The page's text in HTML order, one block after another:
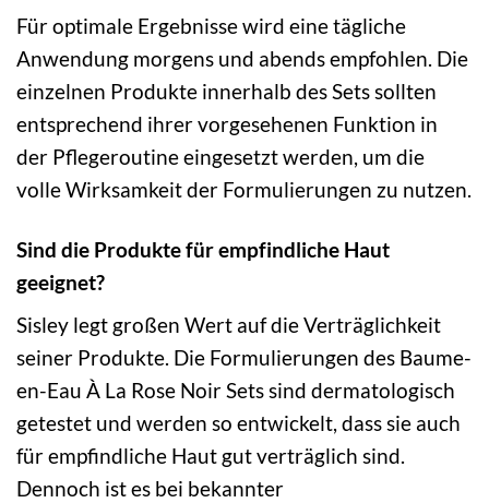
Für optimale Ergebnisse wird eine tägliche
Anwendung morgens und abends empfohlen. Die
einzelnen Produkte innerhalb des Sets sollten
entsprechend ihrer vorgesehenen Funktion in
der Pflegeroutine eingesetzt werden, um die
volle Wirksamkeit der Formulierungen zu nutzen.
Sind die Produkte für empfindliche Haut
geeignet?
Sisley legt großen Wert auf die Verträglichkeit
seiner Produkte. Die Formulierungen des Baume-
en-Eau À La Rose Noir Sets sind dermatologisch
getestet und werden so entwickelt, dass sie auch
für empfindliche Haut gut verträglich sind.
Dennoch ist es bei bekannter